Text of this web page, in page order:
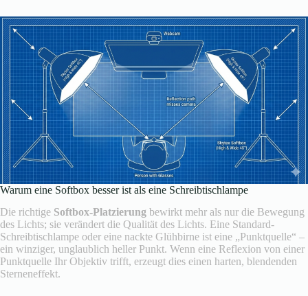
Warum eine Softbox besser ist als eine Schreibtischlampe
Die richtige Softbox-Platzierung bewirkt mehr als nur die Bewegung
des Lichts; sie verändert die Qualität des Lichts. Eine Standard-
Schreibtischlampe oder eine nackte Glühbirne ist eine „Punktquelle“ –
ein winziger, unglaublich heller Punkt. Wenn eine Reflexion von einer
Punktquelle Ihr Objektiv trifft, erzeugt dies einen harten, blendenden
Sterneneffekt.